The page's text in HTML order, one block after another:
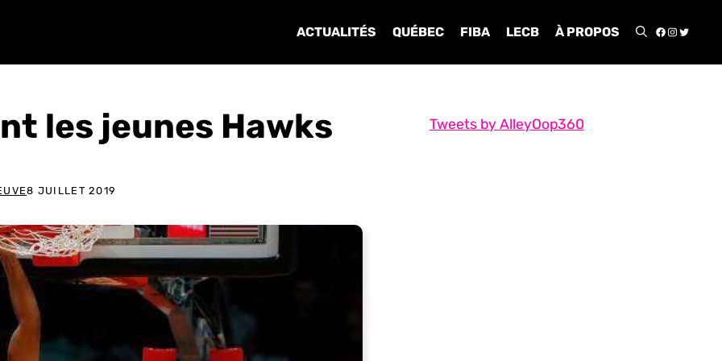
ACTUALITÉS QUÉBEC FIBA LECB À PROPOS
les jeunes Hawks
8 JUILLET 2019
Tweets by AlleyOop360